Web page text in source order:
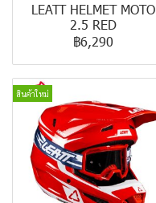
LEATT HELMET MOTO
2.5 RED
฿6,290
สินค้าใหม่